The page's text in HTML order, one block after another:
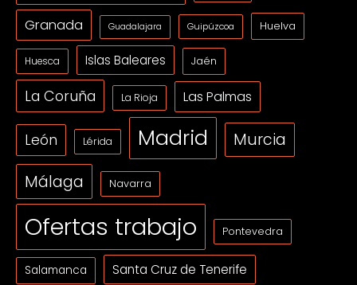
Granada Guadalajara Guipúzcoa Huelva
Huesca Islas Baleares Jaén
La Coruña La Rioja Las Palmas
León Lérida Madrid Murcia
Málaga Navarra
Ofertas trabajo Pontevedra
Salamanca Santa Cruz de Tenerife